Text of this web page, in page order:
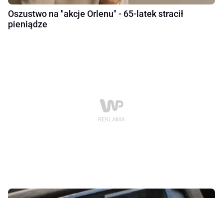
Oszustwo na "akcje Orlenu" - 65-latek stracił
pieniądze